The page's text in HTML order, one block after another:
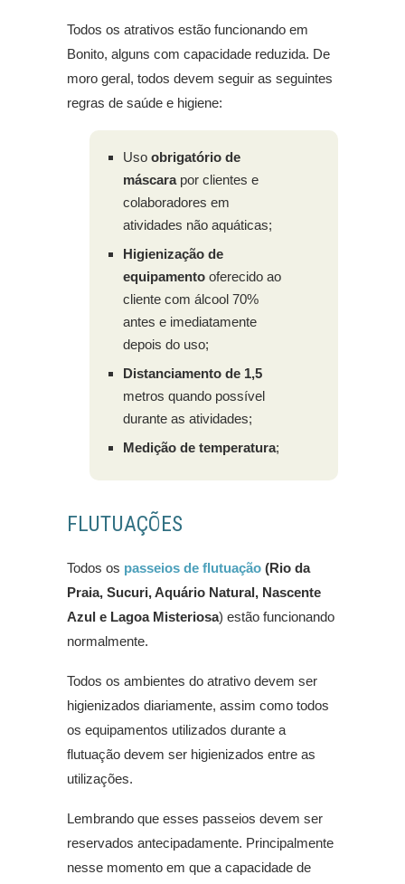
Todos os atrativos estão funcionando em
Bonito, alguns com capacidade reduzida. De
moro geral, todos devem seguir as seguintes
regras de saúde e higiene:
Uso obrigatório de
máscarapor clientes e
colaboradores em
atividades não aquáticas;
Higienização de
equipamento oferecido ao
cliente com álcool 70%
antes e imediatamente
depois do uso;
Distanciamento de 1,5
metros quando possível
durante as atividades;
Medição de temperatura;
FLUTUAÇÕES
Todos os passeios de flutuação (Rio da
Praia, Sucuri, Aquário Natural, Nascente
Azul e Lagoa Misteriosa) estão funcionando
normalmente.
Todos os ambientes do atrativo devem ser
higienizados diariamente, assim como todos
os equipamentos utilizados durante a
flutuação devem ser higienizados entre as
utilizações.
Lembrando que esses passeios devem ser
reservados antecipadamente. Principalmente
nesse momento em que a capacidade de